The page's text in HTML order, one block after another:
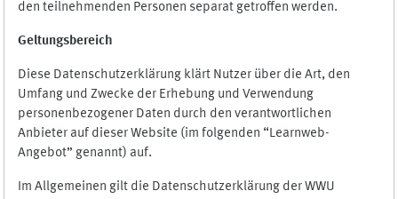
den teilnehmenden Personen separat getroffen werden.
Geltungsbereich
Diese Datenschutzerklärung klärt Nutzer über die Art, den
Umfang und Zwecke der Erhebung und Verwendung
personenbezogener Daten durch den verantwortlichen
Anbieter auf dieser Website (im folgenden “Learnweb-
Angebot” genannt) auf.
Im Allgemeinen gilt die Datenschutzerklärung der WWU